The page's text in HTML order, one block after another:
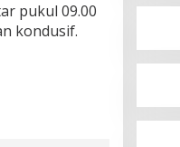
pukul 09.00
kondusif.